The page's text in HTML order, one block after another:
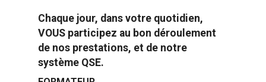
Chaque jour, dans votre quotidien,
VOUS participez au bon déroulement
de nos prestations, et de notre
système QSE.